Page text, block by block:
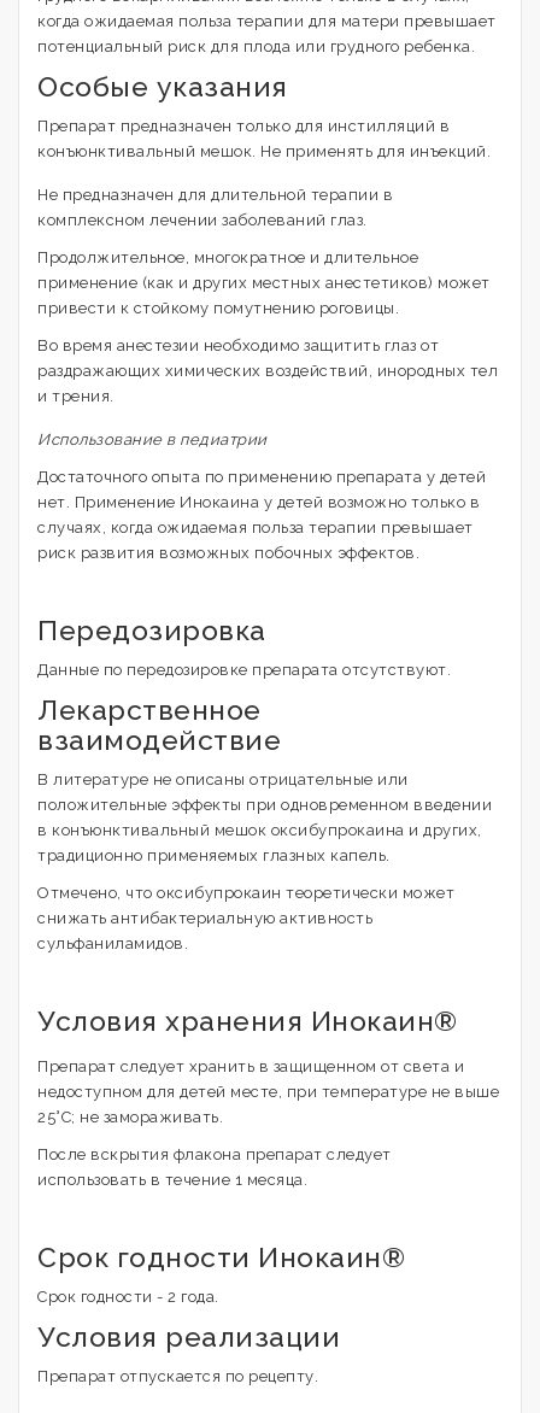
когда ожидаемая польза терапии для матери превышает
потенциальный риск для плода или грудного ребенка.
Особые указания
Препарат предназначен только для инстилляций в
конъюнктивальный мешок. Не применять для инъекций.
Не предназначен для длительной терапии в
комплексном лечении заболеваний глаз.
Продолжительное, многократное и длительное
применение (как и других местных анестетиков) может
привести к стойкому помутнению роговицы.
Во время анестезии необходимо защитить глаз от
раздражающих химических воздействий, инородных тел
и трения.
Использование в педиатрии
Достаточного опыта по применению препарата у детей
нет. Применение Инокаина у детей возможно только в
случаях, когда ожидаемая польза терапии превышает
риск развития возможных побочных эффектов.
Передозировка
Данные по передозировке препарата отсутствуют.
Лекарственное
взаимодействие
В литературе не описаны отрицательные или
положительные эффекты при одновременном введении
в конъюнктивальный мешок оксибупрокаина и других,
традиционно применяемых глазных капель.
Отмечено, что оксибупрокаин теоретически может
снижать антибактериальную активность
сульфаниламидов.
Условия хранения Инокаин®
Препарат следует хранить в защищенном от света и
недоступном для детей месте, при температуре не выше
25°C; не замораживать.
После вскрытия флакона препарат следует
использовать в течение 1 месяца.
Срок годности Инокаин®
Срок годности - 2 года.
Условия реализации
Препарат отпускается по рецепту.